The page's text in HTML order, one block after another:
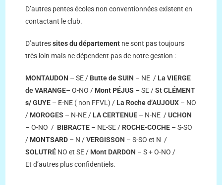
D’autres pentes écoles non conventionnées existent en
contactant le club.
D’autressites du département ne sont pas toujours
très loin mais ne dépendent pas de notre gestion :
MONTAUDON – SE / Butte de SUIN – NE / La VIERGE
de VARANGE– O-NO / Mont PÉJUS –SE /St CLÉMENT
s/GUYE – E-NE ( non FFVL) / La Roche d’AUJOUX – NO
/ MOROGES – N-NE / LA CERTENUE – N-NE /UCHON
– O-NO / BIBRACTE – NE-SE / ROCHE-COCHE – S-SO
/ MONTSARD – N /VERGISSON – S-SO et N /
SOLUTRÉ NO et SE / Mont DARDON – S + O-NO /
Et d’autres plus confidentiels.